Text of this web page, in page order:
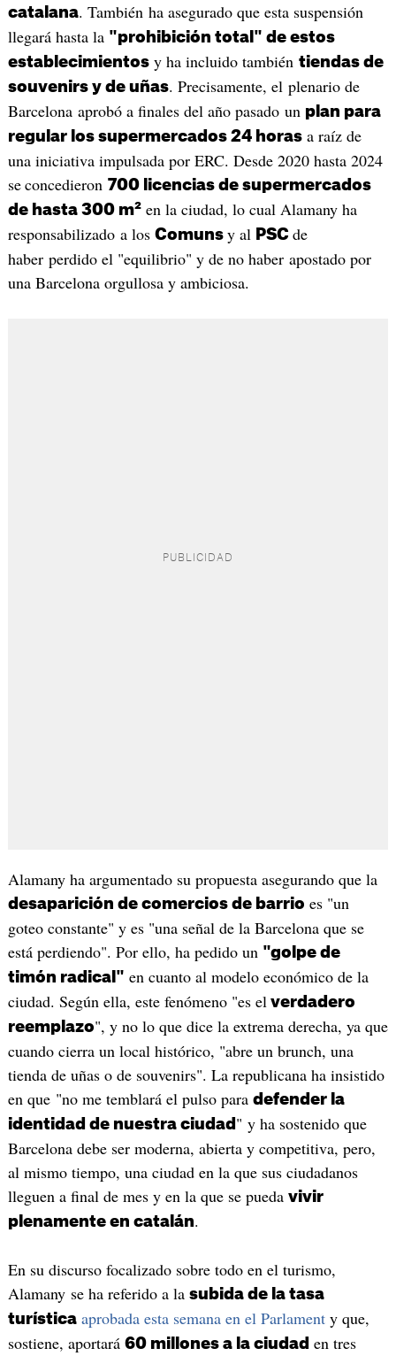
catalana. También ha asegurado que esta suspensión
llegará hasta la "prohibición total" de estos
establecimientosy ha incluido también tiendas de
souvenirs y de uñas. Precisamente, el plenario de
Barcelona aprobó a finales del año pasado un plan para
regular los supermercados 24 horasa raíz de
una iniciativa impulsada por ERC. Desde 2020 hasta 2024
seconcedieron 700 licencias de supermercados
de hasta 300 m²en la ciudad, lo cual Alamany ha
responsabilizado a los Comuns y al PSC de
haber perdido el "equilibrio" y de no haber apostado por
una Barcelona orgullosa y ambiciosa.
Alamany ha argumentado su propuesta asegurando que la
desaparición de comercios de barrio es "un
goteo constante" y es "una señal de la Barcelona que se
está perdiendo". Por ello, ha pedido un "golpe de
timón radical" en cuanto al modelo económico de la
ciudad. Según ella, este fenómeno "es el verdadero
reemplazo", y no lo que dice la extrema derecha, ya que
cuando cierra un local histórico, "abre un brunch, una
tienda de uñas o de souvenirs". La republicana ha insistido
en que "no me temblará el pulso para defender la
identidad de nuestra ciudad " y ha sostenido que
Barcelona debe ser moderna, abierta y competitiva, pero,
al mismo tiempo, una ciudad en la que sus ciudadanos
lleguen a final de mes y en la que se pueda vivir
plenamente en catalán.
En su discurso focalizado sobre todo en el turismo,
Alamany se ha referido a la subida de la tasa
turística aprobada esta semana en el Parlamenty que,
sostiene, aportará 60 millones a la ciudad en tres